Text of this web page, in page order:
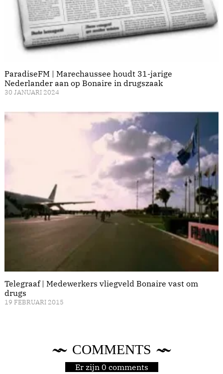
ParadiseFM | Marechaussee houdt 31-jarige
Nederlander aan op Bonaire in drugszaak
30 JANUARI 2024
Telegraaf | Medewerkers vliegveld Bonaire vast om
drugs
19 FEBRUARI 2015
COMMENTS
Er zijn 0 comments